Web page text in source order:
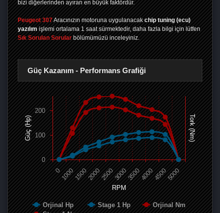
bizi diğerlerinden ayıran en büyük faktördür.
Peugeot 307Aracınızın motoruna uygulanacak chip tuning (ecu)
yazılım işlemi ortalama 1 saat sürmektedir, daha fazla bilgi için lütfen
Sık Sorulan Sorular bölümümüzü inceleyiniz.
Güç Kazanım - Performans Grafiği
RPM
Güç (Hp) Tork (Nm)
Orjinal Hp Stage 1 Hp
Orjinal Nm
0 100015002000250030003500400045005000
0
100
200